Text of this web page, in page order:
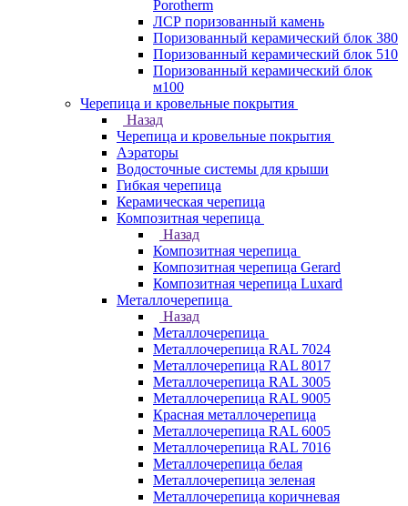
Porotherm
ЛСР поризованный камень
Поризованный керамический блок 380
Поризованный керамический блок 510
Поризованный керамический блок
м100
Черепица и кровельные покрытия
Назад
Черепица и кровельные покрытия
Аэраторы
Водосточные системы для крыши
Гибкая черепица
Керамическая черепица
Композитная черепица
Назад
Композитная черепица
Композитная черепица Gerard
Композитная черепица Luxard
Металлочерепица
Назад
Металлочерепица
Металлочерепица RAL 7024
Металлочерепица RAL 8017
Металлочерепица RAL 3005
Металлочерепица RAL 9005
Красная металлочерепица
Металлочерепица RAL 6005
Металлочерепица RAL 7016
Металлочерепица белая
Металлочерепица зеленая
Металлочерепица коричневая